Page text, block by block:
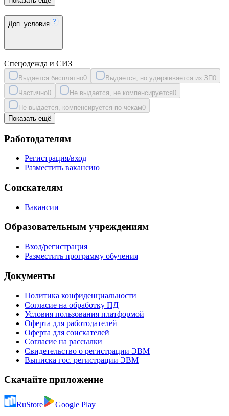
Доп. условия
Спецодежда и СИЗ
Выдается бесплатно0 Выдается, но удерживается из ЗП0
Частично0 Не выдается, не компенсируется0
Не выдается, компенсируется по чекам0
Показать ещё
Работодателям
Регистрация/вход
Разместить вакансию
Соискателям
Вакансии
Образовательным учреждениям
Вход/регистрация
Разместить программу обучения
Документы
Политика конфиденциальности
Согласие на обработку ПД
Условия пользования платформой
Оферта для работодателей
Оферта для соискателей
Согласие на рассылки
Свидетельство о регистрации ЭВМ
Выписка гос. регистрации ЭВМ
Скачайте приложение
RuStore Google Play